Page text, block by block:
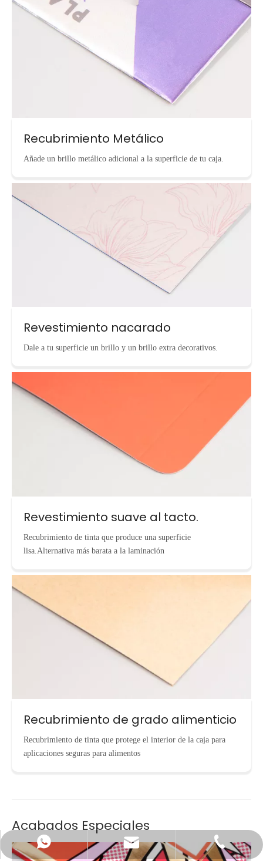
Recubrimiento Metálico
Añade un brillo metálico adicional a la superficie de tu caja.
Revestimiento nacarado
Dale a tu superficie un brillo y un brillo extra decorativos.
Revestimiento suave al tacto.
Recubrimiento de tinta que produce una superficie
lisa.Alternativa más barata a la laminación
Recubrimiento de grado alimenticio
Recubrimiento de tinta que protege el interior de la caja para
aplicaciones seguras para alimentos
Acabados Especiales
Contactar vía WhatsApp
info@cnecopackaging.com
+86-15221732206